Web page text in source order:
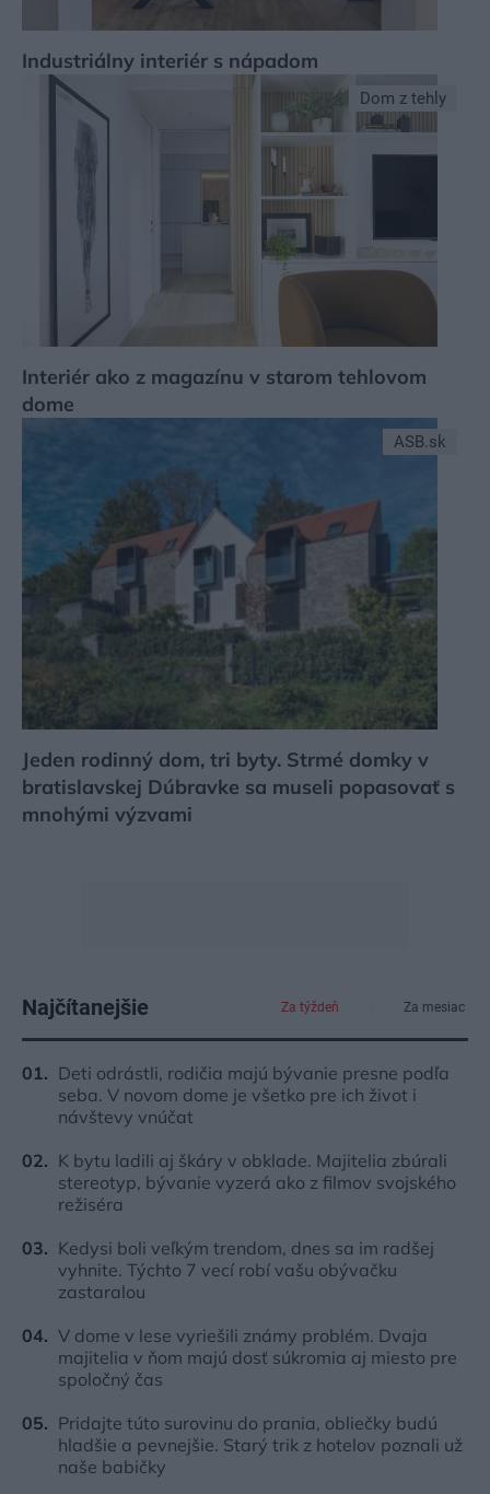
Industriálny interiér s nápadom
Dom z tehly
Interiér ako z magazínu v starom tehlovom
dome
ASB.sk
Jeden rodinný dom, tri byty. Strmé domky v
bratislavskej Dúbravke sa museli popasovať s
mnohými výzvami
Najčítanejšie Za týždeň Za mesiac
Deti odrástli, rodičia majú bývanie presne podľa
seba. V novom dome je všetko pre ich život i
návštevy vnúčat
K bytu ladili aj škáry v obklade. Majitelia zbúrali
stereotyp, bývanie vyzerá ako z filmov svojského
režiséra
Kedysi boli veľkým trendom, dnes sa im radšej
vyhnite. Týchto 7 vecí robí vašu obývačku
zastaralou
V dome v lese vyriešili známy problém. Dvaja
majitelia v ňom majú dosť súkromia aj miesto pre
spoločný čas
Pridajte túto surovinu do prania, obliečky budú
hladšie a pevnejšie. Starý trik z hotelov poznali už
naše babičky